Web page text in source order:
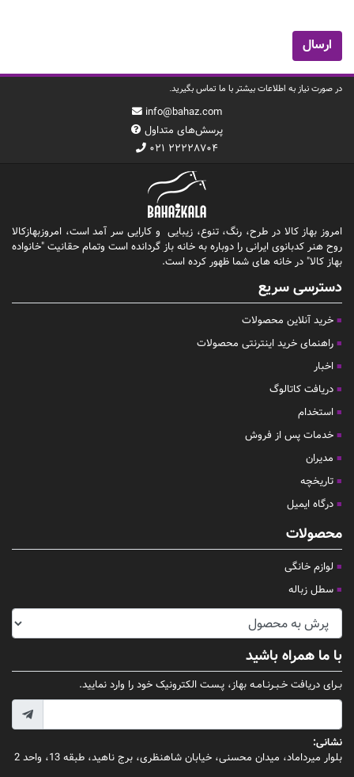
در صورت نیاز به اطلاعات بیشتر با ما تماس بگیرید.
info@bahaz.com
پرسش‌های متداول
۰۲۱ ۲۲۲۲۸۷۰۴
امروز بهاز کالا در طرح، رنگ، تنوع، زیبایی و کارایی سر آمد است، امروزبهازکالا
روح هنر کدبانوی ایرانی را دوباره به خانه باز گردانده است وتمام حقانیت "خانواده
بهاز کالا" در خانه های شما ظهور کرده است.
دسترسی سریع
خرید آنلاین محصولات
راهنمای خرید اینترنتی محصولات
اخبار
دریافت کاتالوگ
استخدام
خدمات پس از فروش
مدیران
تاریخچه
درگاه ایمیل
محصولات
لوازم خانگی
سطل زباله
با ما همراه باشید
بـرای دریافت خـبـرنـامـه بهاز، پـسـت الکترونیک خود را وارد نمایید.
نشانی:
بلوار میرداماد، میدان محسنی، خیابان شاهنظری، برج ناهید، طبقه 13، واحد 2